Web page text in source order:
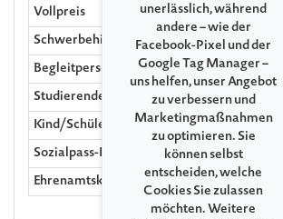
Vollpreis
65,00
Schwerbehinderte ab dem Grad 70%
58,50
Begleitperson
0,00
Studierende/Azubis/BFD bis 30 Jahre
Kind/Schüler (4-18 Jahre)
32,50
Sozialpass-Inhaber:innen
Ehrenamtskarte
unerlässlich, während
andere – wie der
Facebook-Pixel und der
Google Tag Manager –
uns helfen, unser Angebot
zu verbessern und
Marketingmaßnahmen
zu optimieren. Sie
können selbst
entscheiden, welche
Cookies Sie zulassen
möchten. Weitere